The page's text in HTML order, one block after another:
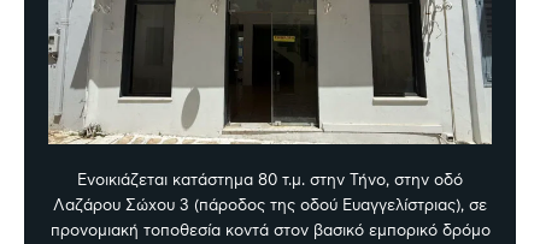
Ενοικιάζεται κατάστημα 80 τ.μ. στην Τήνο, στην οδό
Λαζάρου Σώχου 3 (πάροδος της οδού Ευαγγελίστριας), σε
προνομιακή τοποθεσία κοντά στον βασικό εμπορικό δρόμο